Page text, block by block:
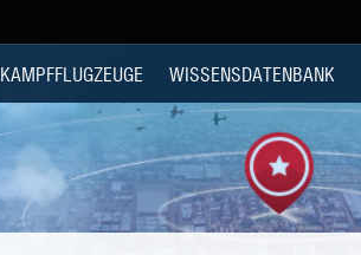
KAMPFFLUGZEUGE WISSENSDATENBANK